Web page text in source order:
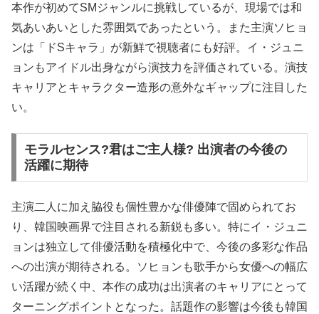
本作が初めてSMジャンルに挑戦しているが、現場では和
気あいあいとした雰囲気であったという。また主演ソヒョ
ンは「ドSキャラ」が新鮮で視聴者にも好評。イ・ジュニ
ョンもアイドル出身ながら演技力を評価されている。演技
キャリアとキャラクター造形の意外なギャップに注目した
い。
モラルセンス?君はご主人様? 出演者の今後の
活躍に期待
主演二人に加え脇役も個性豊かな俳優陣で固められてお
り、韓国映画界で注目される新鋭も多い。特にイ・ジュニ
ョンは独立して俳優活動を積極化中で、今後の多彩な作品
への出演が期待される。ソヒョンも歌手から女優への幅広
い活躍が続く中、本作の成功は出演者のキャリアにとって
ターニングポイントとなった。話題作の影響は今後も韓国